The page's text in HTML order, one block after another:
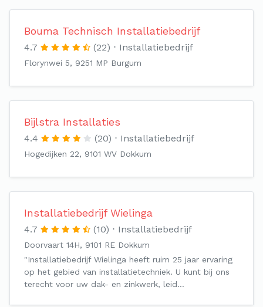
Bouma Technisch Installatiebedrijf
4.7 (22) Installatiebedrijf
Florynwei 5, 9251 MP Burgum
Bijlstra Installaties
4.4 (20) Installatiebedrijf
Hogedijken 22, 9101 WV Dokkum
Installatiebedrijf Wielinga
4.7 (10) Installatiebedrijf
Doorvaart 14H, 9101 RE Dokkum
"Installatiebedrijf Wielinga heeft ruim 25 jaar ervaring
op het gebied van installatietechniek. U kunt bij ons
terecht voor uw dak- en zinkwerk, leid…